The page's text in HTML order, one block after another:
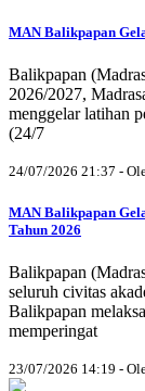
MAN Balikpapan
Balikpapan
2026/2027,
menggelar latihan
(24/7
24/07/2026 21:37 -
MAN Balikpapan
Tahun 2026
Balikpapan
seluruh civitas
Balikpapan
memperingat
23/07/2026 14:19 -